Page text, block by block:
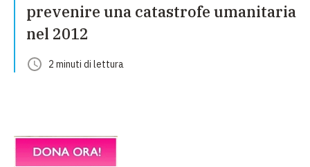
prevenire una catastrofe umanitaria
nel 2012
2 minuti di lettura